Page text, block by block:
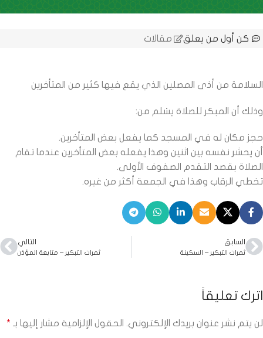
كن أول من يعلق مقالات
السلامة من أذى المصلين الذي يقع فيها كثير من المتأخرين
وذلك أن المبكر للصلاة يسْلم من:
حجز مكان له في المسجد كما يفعل بعض المتأخرين.
أن يحشر نفسه بين اثنين وهذا يفعله بعض المتأخرين عندما تقام
الصلاة بقصد التقدم الصفوف الأولى.
تخطي الرقاب وهذا في الجمعة أكثر من غيره.
السابق
ثمرات التبكير – السكينة
التالي
ثمرات التبكير – متابعة المؤذن
اترك تعليقاً
لن يتم نشر عنوان بريدك الإلكتروني. الحقول الإلزامية مشار إليها بـ *